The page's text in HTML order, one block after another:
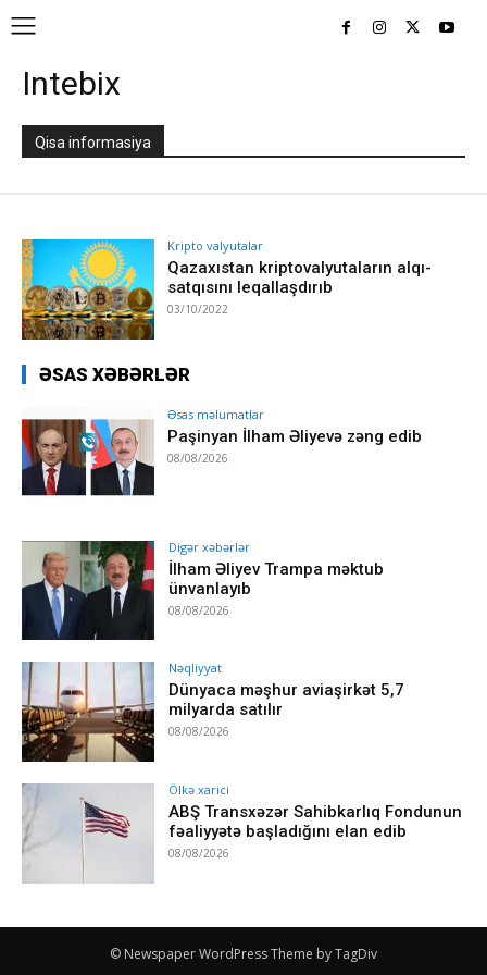
Intebix
Qisa informasiya
Kripto valyutalar
Qazaxıstan kriptovalyutaların alqı-
satqısını leqallaşdırıb
03/10/2022
ƏSAS XƏBƏRLƏR
Əsas məlumatlar
Paşinyan İlham Əliyevə zəng edib
08/08/2026
Digər xəbərlər
İlham Əliyev Trampa məktub
ünvanlayıb
08/08/2026
Nəqliyyat
Dünyaca məşhur aviaşirkət 5,7
milyarda satılır
08/08/2026
Ölkə xarici
ABŞ Transxəzər Sahibkarlıq Fondunun
fəaliyyətə başladığını elan edib
08/08/2026
© Newspaper WordPress Theme by TagDiv